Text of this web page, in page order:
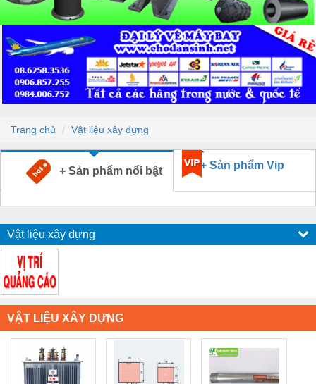
Trang chủ Vật liệu xây dựng
+ Sản phẩm nổi bật + Sản phẩm Vip
Vật liệu xây dựng
VẬT LIỆU XÂY DỰNG